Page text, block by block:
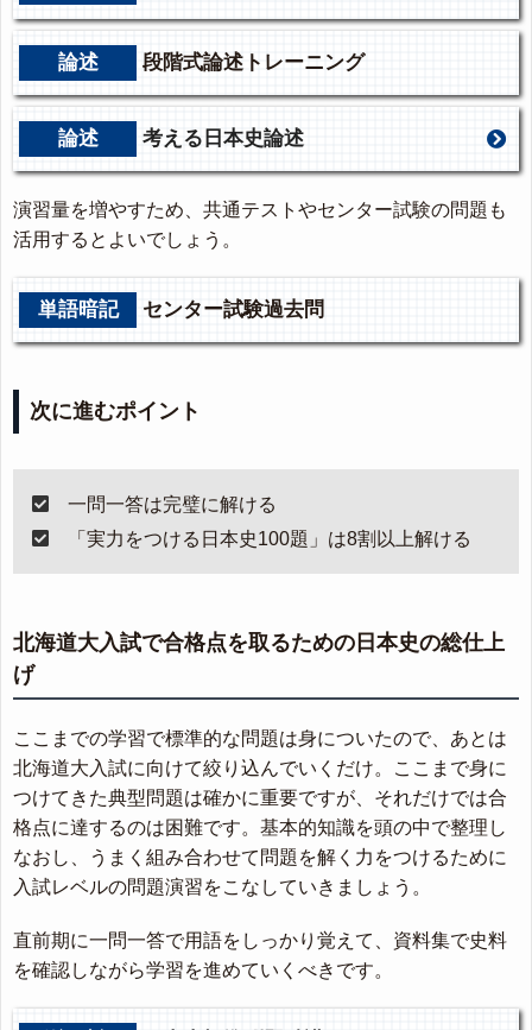
論述 段階式論述トレーニング
論述 考える日本史論述
演習量を増やすため、共通テストやセンター試験の問題も
活用するとよいでしょう。
単語暗記 センター試験過去問
次に進むポイント
一問一答は完璧に解ける
「実力をつける日本史100題」は8割以上解ける
北海道大入試で合格点を取るための日本史の総仕上
げ
ここまでの学習で標準的な問題は身についたので、あとは
北海道大入試に向けて絞り込んでいくだけ。ここまで身に
つけてきた典型問題は確かに重要ですが、それだけでは合
格点に達するのは困難です。基本的知識を頭の中で整理し
なおし、うまく組み合わせて問題を解く力をつけるために
入試レベルの問題演習をこなしていきましょう。
直前期に一問一答で用語をしっかり覚えて、資料集で史料
を確認しながら学習を進めていくべきです。